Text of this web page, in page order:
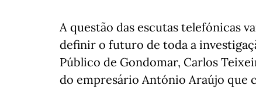
A questão das escutas telefónicas
definir o futuro de toda a
Público de Gondomar, Carlos
do empresário António Araújo que